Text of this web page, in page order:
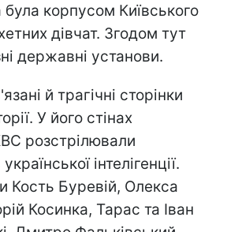
корпусом Київського
дівчат. Згодом тут
державні установи.
й трагічні сторінки
У його стінах
розстрілювали
інтелігенції.
Кость Буревій, Олекса
Косинка, Тарас та Іван